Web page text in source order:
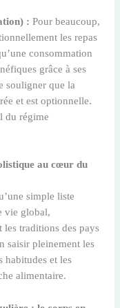
: Pour beaucoup,
les repas
consommation
grâce à ses
souligner que la
et est optionnelle.
du régime
au cœur du
simple liste
vie global,
les traditions des pays
saisir pleinement les
habitudes et les
alimentaire.